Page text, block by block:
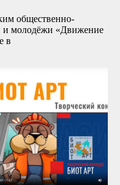
общественно-
и молодёжи «Движение
в